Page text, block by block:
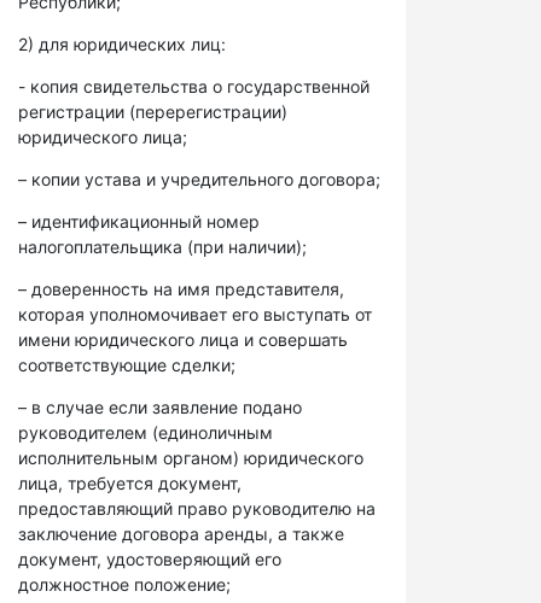
2) для юридических лиц:
- копия свидетельства о государственной
регистрации (перерегистрации)
юридического лица;
– копии устава и учредительного договора;
– идентификационный номер
налогоплательщика (при наличии);
– доверенность на имя представителя,
которая уполномочивает его выступать от
имени юридического лица и совершать
соответствующие сделки;
– в случае если заявление подано
руководителем (единоличным
исполнительным органом) юридического
лица, требуется документ,
предоставляющий право руководителю на
заключение договора аренды, а также
документ, удостоверяющий его
должностное положение;